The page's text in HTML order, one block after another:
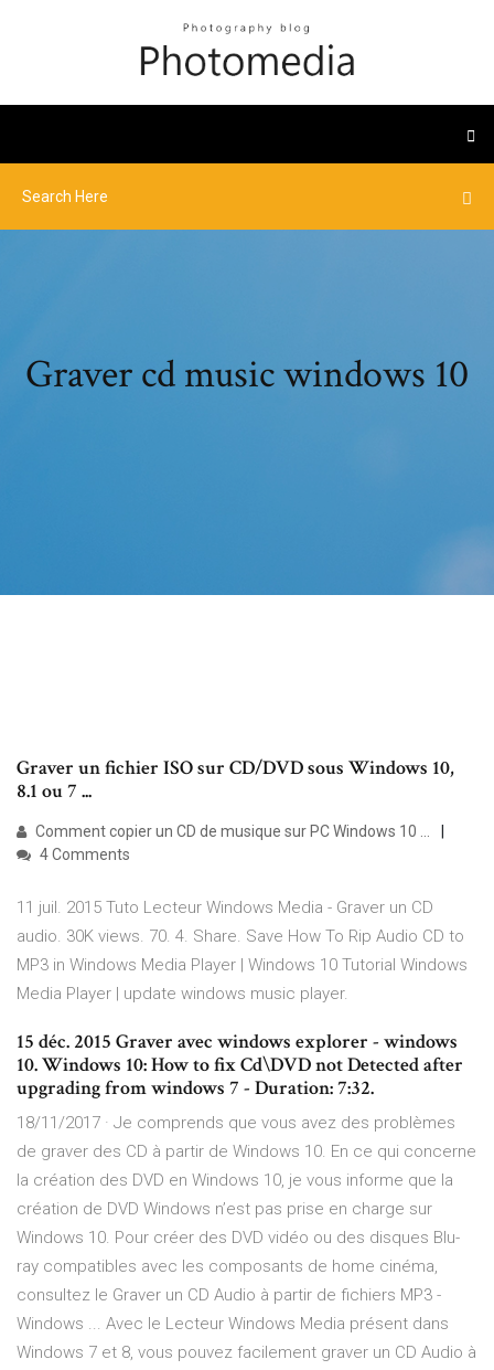
Graver cd music windows 10
Graver un fichier ISO sur CD/DVD sous Windows 10,
8.1 ou 7 ...
Comment copier un CD de musique sur PC Windows 10 ...
4 Comments
11 juil. 2015 Tuto Lecteur Windows Media - Graver un CD
audio. 30K views. 70. 4. Share. Save How To Rip Audio CD to
MP3 in Windows Media Player | Windows 10 Tutorial Windows
Media Player | update windows music player.
15 déc. 2015 Graver avec windows explorer - windows
10. Windows 10: How to fix Cd\DVD not Detected after
upgrading from windows 7 - Duration: 7:32.
18/11/2017 · Je comprends que vous avez des problèmes
de graver des CD à partir de Windows 10. En ce qui concerne
la création des DVD en Windows 10, je vous informe que la
création de DVD Windows n’est pas prise en charge sur
Windows 10. Pour créer des DVD vidéo ou des disques Blu-
ray compatibles avec les composants de home cinéma,
consultez le Graver un CD Audio à partir de fichiers MP3 -
Windows ... Avec le Lecteur Windows Media présent dans
Windows 7 et 8, vous pouvez facilement graver un CD Audio à